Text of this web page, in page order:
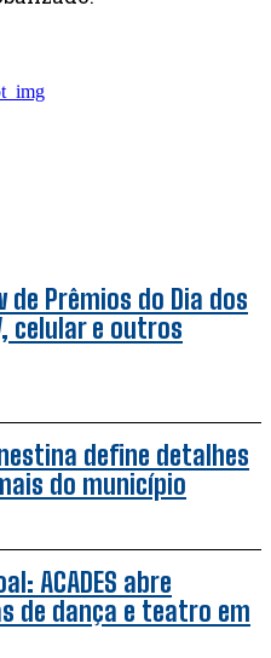
Prêmios do Dia dos
celular e outros
define detalhes
do município
ACADES abre
de dança e teatro em